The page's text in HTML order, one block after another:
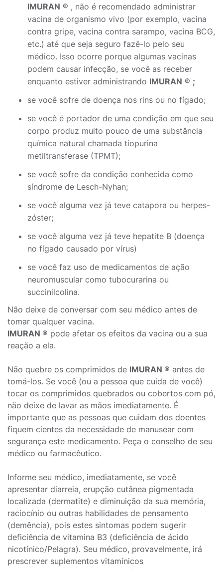
IMURAN ® , não é recomendado administrar
vacina de organismo vivo (por exemplo, vacina
contra gripe, vacina contra sarampo, vacina BCG,
etc.) até que seja seguro fazê-lo pelo seu
médico. Isso ocorre porque algumas vacinas
podem causar infecção, se você as receber
enquanto estiver administrando IMURAN ® ;
se você sofre de doença nos rins ou no fígado;
se você é portador de uma condição em que seu
corpo produz muito pouco de uma substância
química natural chamada tiopurina
metiltransferase (TPMT);
se você sofre da condição conhecida como
síndrome de Lesch-Nyhan;
se você alguma vez já teve catapora ou herpes-
zóster;
se você alguma vez já teve hepatite B (doença
no fígado causado por vírus)
se você faz uso de medicamentos de ação
neuromuscular como tubocurarina ou
succinilcolina.
Não deixe de conversar com seu médico antes de
tomar qualquer vacina.
IMURAN ® pode afetar os efeitos da vacina ou a sua
reação a ela.
Não quebre os comprimidos de IMURAN ® antes de
tomá-los. Se você (ou a pessoa que cuida de você)
tocar os comprimidos quebrados ou cobertos com pó,
não deixe de lavar as mãos imediatamente. É
importante que as pessoas que cuidam dos doentes
fiquem cientes da necessidade de manusear com
segurança este medicamento. Peça o conselho de seu
médico ou farmacêutico.
Informe seu médico, imediatamente, se você
apresentar diarreia, erupção cutânea pigmentada
localizada (dermatite) e diminuição da sua memória,
raciocínio ou outras habilidades de pensamento
(demência), pois estes sintomas podem sugerir
deficiência de vitamina B3 (deficiência de ácido
nicotínico/Pelagra). Seu médico, provavelmente, irá
prescrever suplementos vitamínicos